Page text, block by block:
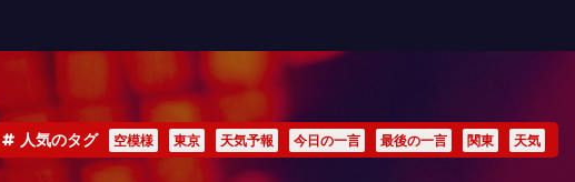
人気のタグ 空模様 東京 天気予報 今日の一言 最後の一言 関東 天気